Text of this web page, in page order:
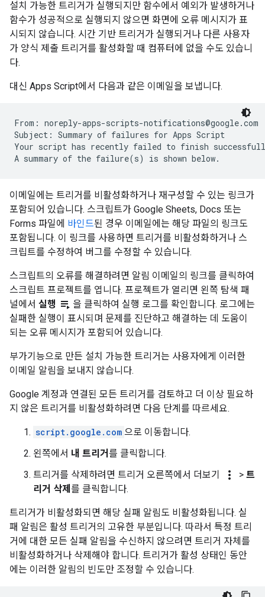
설치 가능한 트리거가 실행되지만 함수에서 예외가 발생하거나
함수가 성공적으로 실행되지 않으면 화면에 오류 메시지가 표
시되지 않습니다. 시간 기반 트리거가 실행되거나 다른 사용자
가 양식 제출 트리거를 활성화할 때 컴퓨터에 없을 수도 있습니
다.
대신 Apps Script에서 다음과 같은 이메일을 보냅니다.
From: noreply-apps-scripts-notifications@google.com
Subject: Summary of failures for Apps Script
Your script has recently failed to finish
A summary of the failure(s) is shown below.
이메일에는 트리거를 비활성화하거나 재구성할 수 있는 링크가
포함되어 있습니다. 스크립트가 Google Sheets, Docs 또는
Forms 파일에 바인드된 경우 이메일에는 해당 파일의 링크도
포함됩니다. 이 링크를 사용하면 트리거를 비활성화하거나 스
크립트를 수정하여 버그를 수정할 수 있습니다.
스크립트의 오류를 해결하려면 알림 이메일의 링크를 클릭하여
스크립트 프로젝트를 엽니다. 프로젝트가 열리면 왼쪽 탐색 패
널에서 실행 playlist_play 을 클릭하여 실행 로그를 확인합니다. 로그에는
실패한 실행이 표시되며 문제를 진단하고 해결하는 데 도움이
되는 오류 메시지가 포함되어 있습니다.
부가기능으로 만든 설치 가능한 트리거는 사용자에게 이러한
이메일 알림을 보내지 않습니다.
Google 계정과 연결된 모든 트리거를 검토하고 더 이상 필요하
지 않은 트리거를 비활성화하려면 다음 단계를 따르세요.
script.google.com 으로 이동합니다.
왼쪽에서 내 트리거 를 클릭합니다.
트리거를 삭제하려면 트리거 오른쪽에서 더보기
more_vert > 트
리거 삭제 를 클릭합니다.
트리거가 비활성화되면 해당 실패 알림도 비활성화됩니다. 실
패 알림은 활성 트리거의 고유한 부분입니다. 따라서 특정 트리
거에 대한 모든 실패 알림을 수신하지 않으려면 트리거 자체를
비활성화하거나 삭제해야 합니다. 트리거가 활성 상태인 동안
에는 이러한 알림의 빈도만 조정할 수 있습니다.